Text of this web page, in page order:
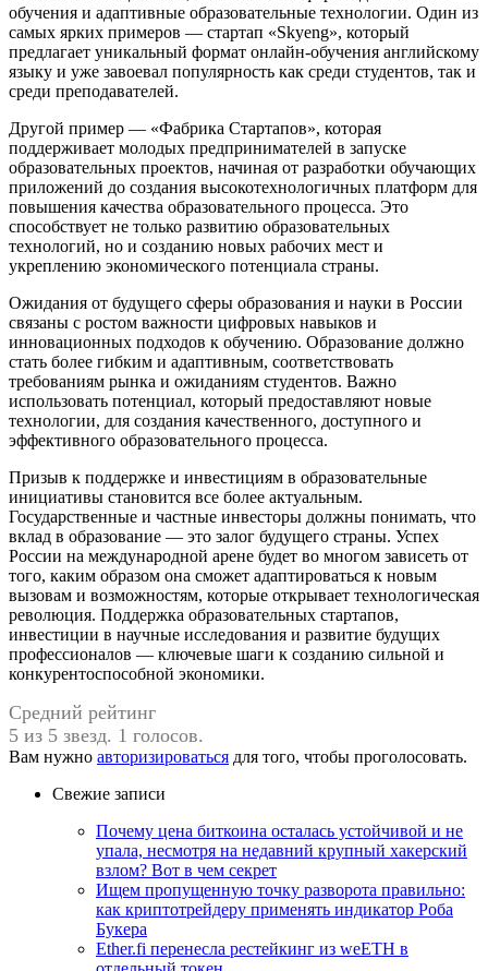
обучения и адаптивные образовательные технологии. Один из
самых ярких примеров — стартап «Skyeng», который
предлагает уникальный формат онлайн-обучения английскому
языку и уже завоевал популярность как среди студентов, так и
среди преподавателей.
Другой пример — «Фабрика Стартапов», которая
поддерживает молодых предпринимателей в запуске
образовательных проектов, начиная от разработки обучающих
приложений до создания высокотехнологичных платформ для
повышения качества образовательного процесса. Это
способствует не только развитию образовательных
технологий, но и созданию новых рабочих мест и
укреплению экономического потенциала страны.
Ожидания от будущего сферы образования и науки в России
связаны с ростом важности цифровых навыков и
инновационных подходов к обучению. Образование должно
стать более гибким и адаптивным, соответствовать
требованиям рынка и ожиданиям студентов. Важно
использовать потенциал, который предоставляют новые
технологии, для создания качественного, доступного и
эффективного образовательного процесса.
Призыв к поддержке и инвестициям в образовательные
инициативы становится все более актуальным.
Государственные и частные инвесторы должны понимать, что
вклад в образование — это залог будущего страны. Успех
России на международной арене будет во многом зависеть от
того, каким образом она сможет адаптироваться к новым
вызовам и возможностям, которые открывает технологическая
революция. Поддержка образовательных стартапов,
инвестиции в научные исследования и развитие будущих
профессионалов — ключевые шаги к созданию сильной и
конкурентоспособной экономики.
Средний рейтинг
5 из 5 звезд. 1 голосов.
Вам нужно авторизироваться для того, чтобы проголосовать.
Свежие записи
Почему цена биткоина осталась устойчивой и не
упала, несмотря на недавний крупный хакерский
взлом? Вот в чем секрет
Ищем пропущенную точку разворота правильно:
как криптотрейдеру применять индикатор Роба
Букера
Ether.fi перенесла рестейкинг из weETH в